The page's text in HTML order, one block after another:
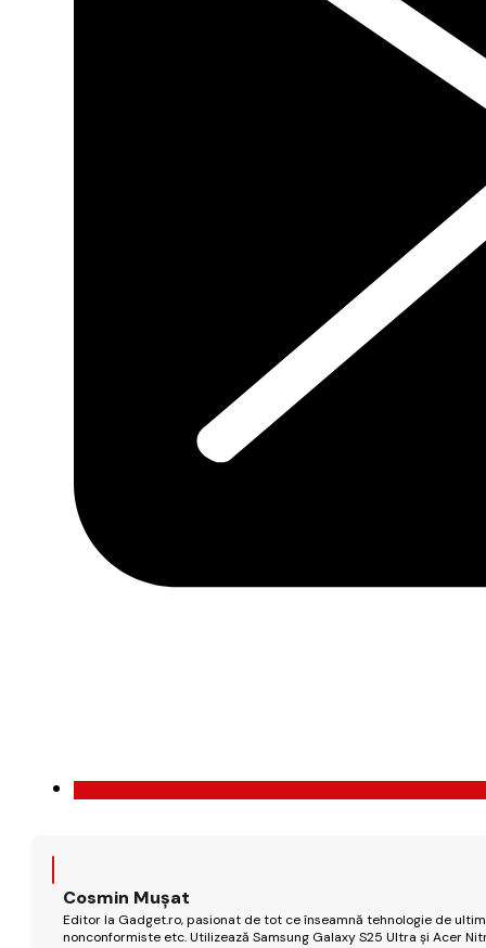
Cosmin Mușat
Editor la Gadget.ro, pasionat de tot ce înseamnă tehnologie de
nonconformiste etc. Utilizează Samsung Galaxy S25 Ultra și Acer